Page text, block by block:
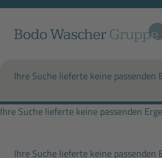
Ihre Suche lieferte keine passenden
Ihre Suche lieferte keine passenden
Ihre Suche lieferte keine passenden